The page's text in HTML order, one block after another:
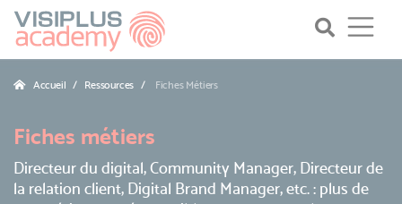
Accueil Ressources Fiches Métiers
Fiches métiers
Directeur du digital, Community Manager, Directeur de
la relation client, Digital Brand Manager, etc. : plus de